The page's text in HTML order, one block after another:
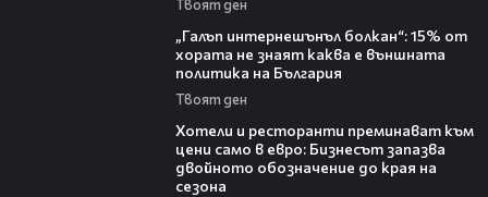
Твоят ден
„Галъп интернешънъл болкан“: 15% от
хората не знаят каква е външната
политика на България
Твоят ден
Хотели и ресторанти преминават към
цени само в евро: Бизнесът запазва
двойното обозначение до края на
сезона